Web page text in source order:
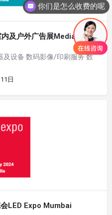
及户外广告展Media Expo
及设备 数码影像/印刷服务 数
日
LED Expo Mumbai
你们是怎么收费的呢